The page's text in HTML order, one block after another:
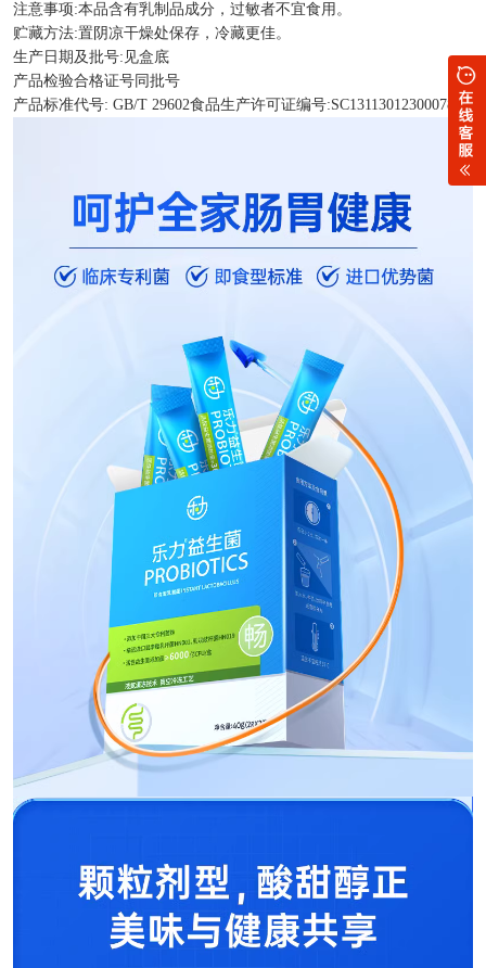
注意事项:本品含有乳制品成分，过敏者不宜食用。
贮藏方法:置阴凉干燥处保存，冷藏更佳。
生产日期及批号:见盒底
产品检验合格证号同批号
产品标准代号: GB/T 29602食品生产许可证编号:SC13113012300078